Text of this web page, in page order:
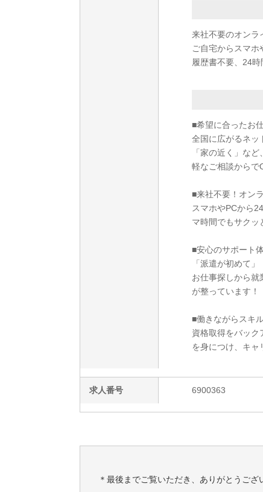
来社不要のオンラ
ご自宅からスマホ
履歴書不要、24時
■希望に合ったお
全国に広がるネッ
「家の近く」な
軽なご相談からで
■来社不要！オン
スマホやPCから
マ時間でもサクッ
■安心のサポート
「派遣が初めて
お仕事探しから就
が整っています！
■働きながらスキ
資格取得をバック
を身につけ、キャ
求人番号 6900363
＊最後までご覧いただき、ありがとうござ